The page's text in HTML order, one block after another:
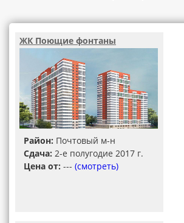
КАРТА
ЗАСТРОЙЩИКИ
ВСЕ КОТТЕДЖНЫЕ
ЖК Поющие фонтаны
Район: Почтовый м-н
Сдача: 2-е полугодие 2017 г.
Цена от: --- (смотреть)